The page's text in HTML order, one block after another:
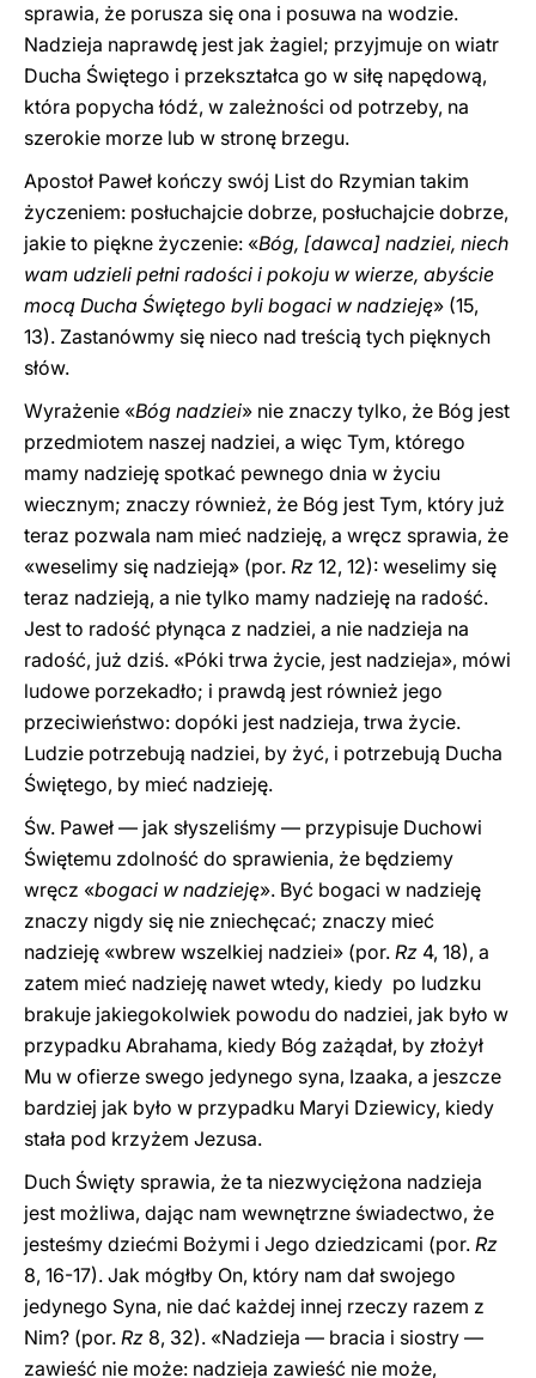
sprawia, że porusza się ona i posuwa na wodzie.
Nadzieja naprawdę jest jak żagiel; przyjmuje on wiatr
Ducha Świętego i przekształca go w siłę napędową,
która popycha łódź, w zależności od potrzeby, na
szerokie morze lub w stronę brzegu.
Apostoł Paweł kończy swój List do Rzymian takim
życzeniem: posłuchajcie dobrze, posłuchajcie dobrze,
jakie to piękne życzenie: «Bóg, [dawca] nadziei, niech
wam udzieli pełni radości i pokoju w wierze, abyście
mocą Ducha Świętego byli bogaci w nadzieję» (15,
13). Zastanówmy się nieco nad treścią tych pięknych
słów.
Wyrażenie «Bóg nadziei» nie znaczy tylko, że Bóg jest
przedmiotem naszej nadziei, a więc Tym, którego
mamy nadzieję spotkać pewnego dnia w życiu
wiecznym; znaczy również, że Bóg jest Tym, który już
teraz pozwala nam mieć nadzieję, a wręcz sprawia, że
«weselimy się nadzieją» (por. Rz 12, 12): weselimy się
teraz nadzieją, a nie tylko mamy nadzieję na radość.
Jest to radość płynąca z nadziei, a nie nadzieja na
radość, już dziś. «Póki trwa życie, jest nadzieja», mówi
ludowe porzekadło; i prawdą jest również jego
przeciwieństwo: dopóki jest nadzieja, trwa życie.
Ludzie potrzebują nadziei, by żyć, i potrzebują Ducha
Świętego, by mieć nadzieję.
Św. Paweł — jak słyszeliśmy — przypisuje Duchowi
Świętemu zdolność do sprawienia, że będziemy
wręcz «bogaci w nadzieję». Być bogaci w nadzieję
znaczy nigdy się nie zniechęcać; znaczy mieć
nadzieję «wbrew wszelkiej nadziei» (por. Rz 4, 18), a
zatem mieć nadzieję nawet wtedy, kiedy po ludzku
brakuje jakiegokolwiek powodu do nadziei, jak było w
przypadku Abrahama, kiedy Bóg zażądał, by złożył
Mu w ofierze swego jedynego syna, Izaaka, a jeszcze
bardziej jak było w przypadku Maryi Dziewicy, kiedy
stała pod krzyżem Jezusa.
Duch Święty sprawia, że ta niezwyciężona nadzieja
jest możliwa, dając nam wewnętrzne świadectwo, że
jesteśmy dziećmi Bożymi i Jego dziedzicami (por. Rz
8, 16-17). Jak mógłby On, który nam dał swojego
jedynego Syna, nie dać każdej innej rzeczy razem z
Nim? (por. Rz 8, 32). «Nadzieja — bracia i siostry —
zawieść nie może: nadzieja zawieść nie może,